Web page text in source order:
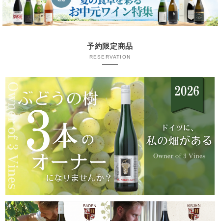
予約限定商品
RESERVATION